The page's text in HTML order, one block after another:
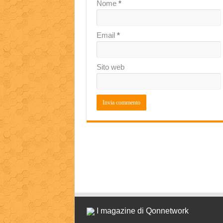
Nome *
Email *
Sito web
I magazine di Qonnetwork